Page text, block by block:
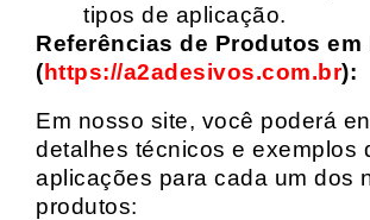
tipos de aplicação.
Referências de Produtos em
(https://a2adesivos.com.br):
Em nosso site, você poderá
detalhes técnicos e exemplos
aplicações para cada um dos
produtos: